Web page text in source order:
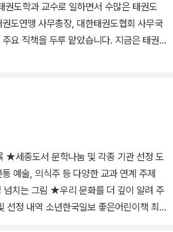
도학과 교수로 일하면서 수많은 태권도
도연맹 사무총장, 대한태권도협회 사무국
요 직책을 두루 맡았습니다. 지금은 태권
★세종도서 문학나눔 및 각종 기관 선정 도
예술, 의식주 등 다양한 교과 연계 주제
치는 그림 ★우리 문화를 더 깊이 알려 주